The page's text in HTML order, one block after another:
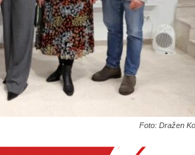
Foto: Dražen